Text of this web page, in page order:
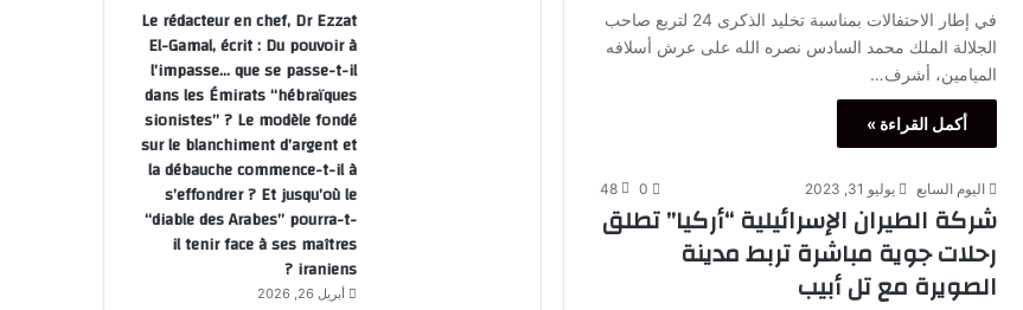
في إطار الاحتفالات بمناسبة تخليد الذكرى 24 لتربع صاحب
الجلالة الملك محمد السادس نصره الله على عرش أسلافه
الميامين، أشرف…
أكمل القراءة »
اليوم السابع يوليو 31, 2023 0
48
شركة الطيران الإسرائيلية “أركيا” تطلق
رحلات جوية مباشرة تربط مدينة
الصويرة مع تل أبيب
Le rédacteur en chef, Dr Ezzat
El-Gamal, écrit : Du pouvoir à
l’impasse… que se passe-t-il
dans les Émirats “hébraïques
sionistes” ? Le modèle fondé
sur le blanchiment d’argent et
la débauche commence-t-il à
s’effondrer ? Et jusqu’où le
“diable des Arabes” pourra-t-
il tenir face à ses maîtres
iraniens ?
أبريل 26, 2026